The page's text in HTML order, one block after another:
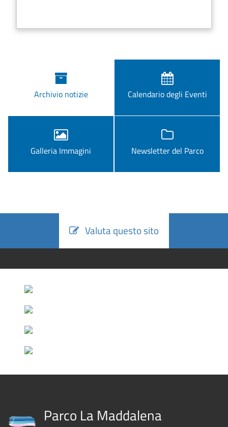
Archivio notizie Calendario degli Eventi
Galleria Immagini Newsletter del Parco
Valuta questo sito
Parco La Maddalena